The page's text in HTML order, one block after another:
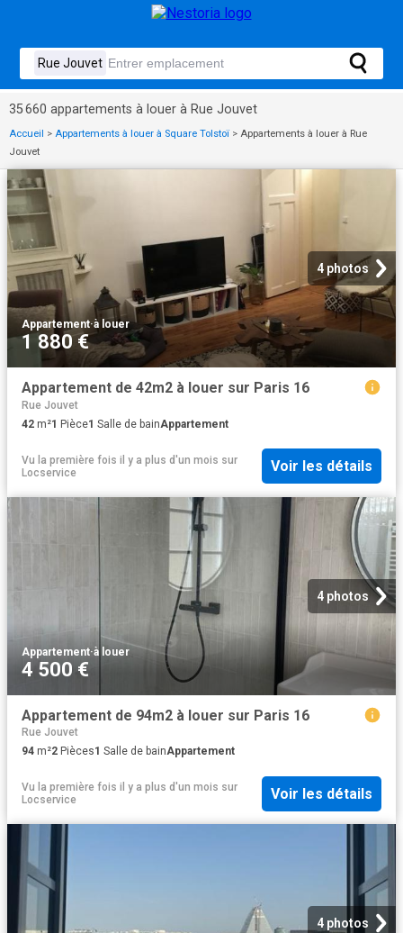
35 660 appartements à louer à Rue Jouvet
Accueil > Appartements à louer à Square Tolstoï > Appartements à louer à Rue
Jouvet
4 photos
Appartement·à louer
1 880 €
Appartement de 42m2 à louer sur Paris 16
Rue Jouvet
42 m²1 Pièce1 Salle de bainAppartement
Vu la première fois il y a plus d'un mois sur
Locservice
Voir les détails
4 photos
Appartement·à louer
4 500 €
Appartement de 94m2 à louer sur Paris 16
Rue Jouvet
94 m²2 Pièces1 Salle de bainAppartement
Vu la première fois il y a plus d'un mois sur
Locservice
Voir les détails
4 photos